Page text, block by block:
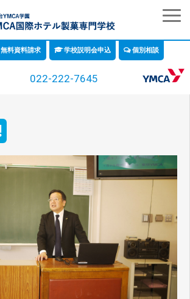
無料資料請求 学校説明会申込 個別相談
022-222-7645
みなさまへ
情報公開
募集要項・学費・入学ガイド